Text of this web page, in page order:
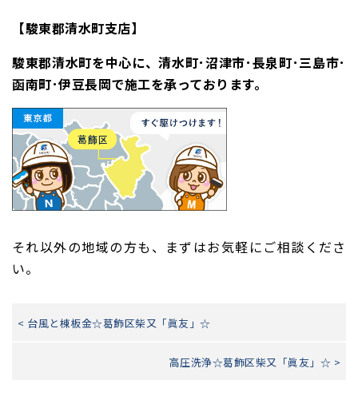
【駿東郡清水町支店】
駿東郡清水町を中心に、清水町･沼津市･長泉町･三島市･
函南町･伊豆長岡で施工を承っております。
それ以外の地域の方も、まずはお気軽にご相談くださ
い。
< 台風と棟板金☆葛飾区柴又「眞友」☆
高圧洗浄☆葛飾区柴又「眞友」☆ >